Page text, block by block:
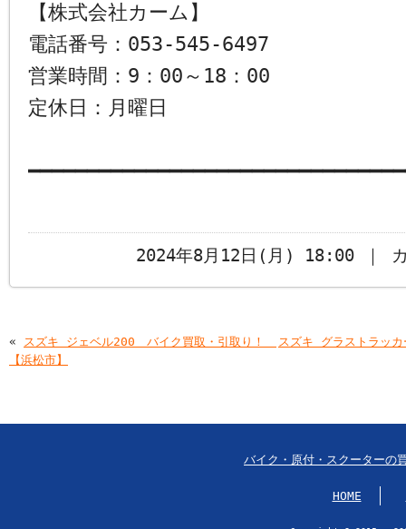
【株式会社カーム】
電話番号：053-545-6497
営業時間：9：00～18：00
定休日：月曜日
2024年8月12日(月) 18:00 ｜ カ
« スズキ ジェベル200 バイク買取・引取り！
【浜松市】
スズキ グラストラッ
バイク・原付・スクーターの
HOME